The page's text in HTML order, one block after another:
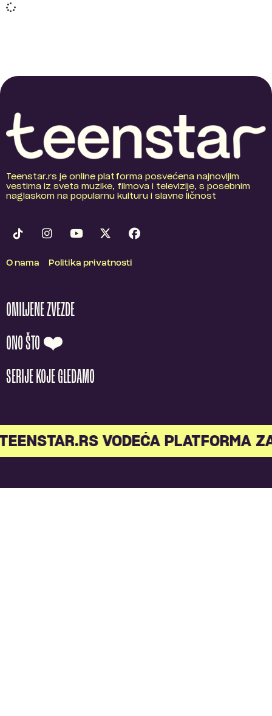
Teenstar.rs je online platforma posvećena najnovijim
vestima iz sveta muzike, filmova i televizije, s posebnim
naglaskom na popularnu kulturu i slavne ličnost
O nama Politika privatnosti
OMILJENE ZVEZDE
ONO ŠTO ❤️
SERIJE KOJE GLEDAMO
VODEĆA PLATFORMA